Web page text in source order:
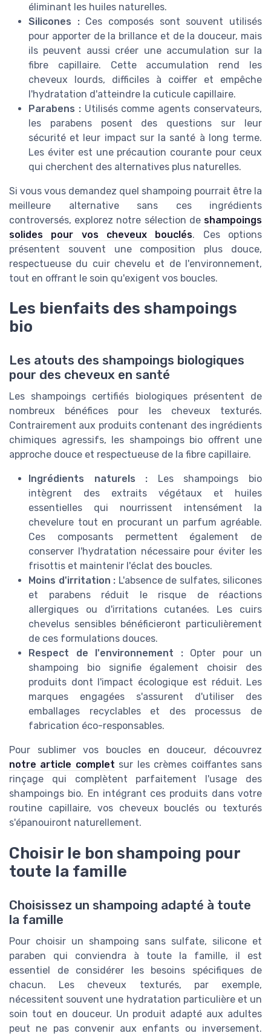
éliminant les huiles naturelles.
Silicones : Ces composés sont souvent utilisés
pour apporter de la brillance et de la douceur, mais
ils peuvent aussi créer une accumulation sur la
fibre capillaire. Cette accumulation rend les
cheveux lourds, difficiles à coiffer et empêche
l'hydratation d'atteindre la cuticule capillaire.
Parabens : Utilisés comme agents conservateurs,
les parabens posent des questions sur leur
sécurité et leur impact sur la santé à long terme.
Les éviter est une précaution courante pour ceux
qui cherchent des alternatives plus naturelles.
Si vous vous demandez quel shampoing pourrait être la
meilleure alternative sans ces ingrédients
controversés, explorez notre sélection de shampoings
solides pour vos cheveux bouclés. Ces options
présentent souvent une composition plus douce,
respectueuse du cuir chevelu et de l'environnement,
tout en offrant le soin qu'exigent vos boucles.
Les bienfaits des shampoings
bio
Les atouts des shampoings biologiques
pour des cheveux en santé
Les shampoings certifiés biologiques présentent de
nombreux bénéfices pour les cheveux texturés.
Contrairement aux produits contenant des ingrédients
chimiques agressifs, les shampoings bio offrent une
approche douce et respectueuse de la fibre capillaire.
Ingrédients naturels : Les shampoings bio
intègrent des extraits végétaux et huiles
essentielles qui nourrissent intensément la
chevelure tout en procurant un parfum agréable.
Ces composants permettent également de
conserver l'hydratation nécessaire pour éviter les
frisottis et maintenir l'éclat des boucles.
Moins d'irritation : L'absence de sulfates, silicones
et parabens réduit le risque de réactions
allergiques ou d'irritations cutanées. Les cuirs
chevelus sensibles bénéficieront particulièrement
de ces formulations douces.
Respect de l'environnement :Opter pour un
shampoing bio signifie également choisir des
produits dont l'impact écologique est réduit. Les
marques engagées s'assurent d'utiliser des
emballages recyclables et des processus de
fabrication éco-responsables.
Pour sublimer vos boucles en douceur, découvrez
notre article complet sur les crèmes coiffantes sans
rinçage qui complètent parfaitement l'usage des
shampoings bio. En intégrant ces produits dans votre
routine capillaire, vos cheveux bouclés ou texturés
s'épanouiront naturellement.
Choisir le bon shampoing pour
toute la famille
Choisissez un shampoing adapté à toute
la famille
Pour choisir un shampoing sans sulfate, silicone et
paraben qui conviendra à toute la famille, il est
essentiel de considérer les besoins spécifiques de
chacun. Les cheveux texturés, par exemple,
nécessitent souvent une hydratation particulière et un
soin tout en douceur. Un produit adapté aux adultes
peut ne pas convenir aux enfants ou inversement.